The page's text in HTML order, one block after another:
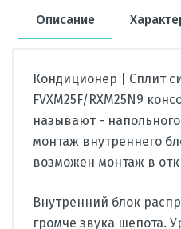
Описание
Кондиционер | Сплит
FVXM25F/RXM25N9
называют -
монтаж внутреннего
возможен монтаж в
Внутренний блок
громче звука шепота.